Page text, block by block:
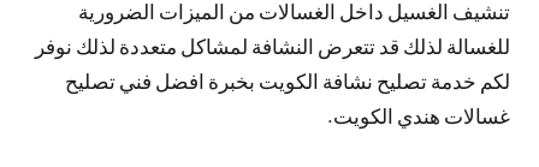
تنشيف الغسيل داخل الغسالات من الميزات الضرورية
للغسالة لذلك قد تتعرض النشافة لمشاكل متعددة لذلك نوفر
لكم خدمة تصليح نشافة الكويت بخبرة افضل فني تصليح
غسالات هندي الكويت.